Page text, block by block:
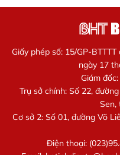
Giấy phép số: 15/GP-
ngày 17
Giám
Trụ sở chính: Số 22,
Sen,
Cơ sở 2: Số 01, đường Võ
Điện thoại: